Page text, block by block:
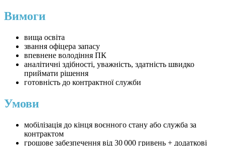
Вимоги
вища освіта
звання офіцера запасу
впевнене володіння ПК
аналітичні здібності, уважність, здатність швидко
приймати рішення
готовність до контрактної служби
Умови
мобілізація до кінця воєнного стану або служба за
контрактом
грошове забезпечення від 30 000 гривень + додаткові